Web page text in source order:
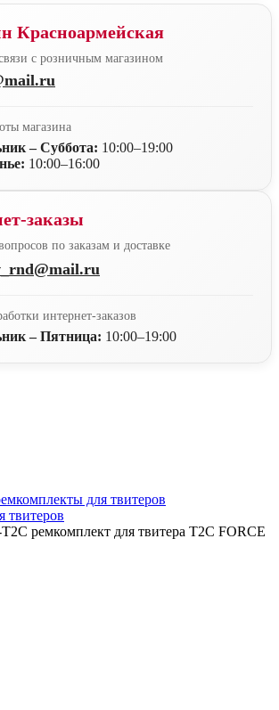
Красноармейская
с розничным магазином
магазина
– Суббота: 10:00–19:00
10:00–16:00
заказы
по заказам и доставке
интернет-заказов
– Пятница: 10:00–19:00
для твитеров
твитеров
ремкомплект для твитера T2C FORCE